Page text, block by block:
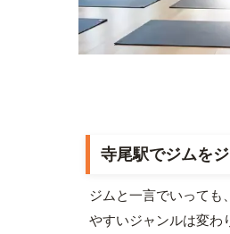
寺尾駅でジムを
ジムと一言でいっても
やすいジャンルは変わ